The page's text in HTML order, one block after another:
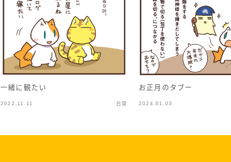
一緒に観たい
2022.11.11 日常
お正月のタブー
2024.01.03